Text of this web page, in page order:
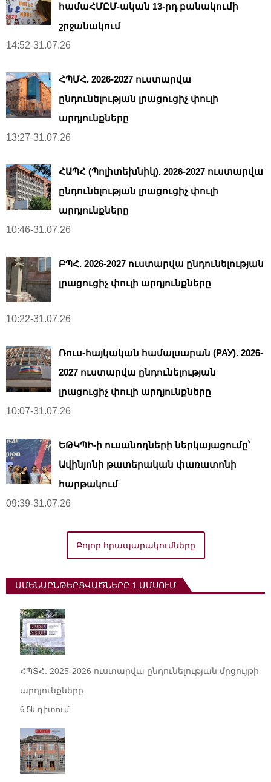
համաՀՄԸՄ-ական 13-րդ բանակումի
շրջանակում
14:52-31.07.26
ՀՊՄՀ. 2026-2027 ուստարվա
ընդունելության լրացուցիչ փուլի
արդյունքները
13:27-31.07.26
ՀԱՊՀ (Պոլիտեխնիկ). 2026-2027 ուստարվա
ընդունելության լրացուցիչ փուլի
արդյունքները
10:46-31.07.26
ԲՊՀ. 2026-2027 ուստարվա ընդունելության
լրացուցիչ փուլի արդյունքները
10:22-31.07.26
Ռուս-հայկական համալսարան (РАУ). 2026-
2027 ուստարվա ընդունելության
լրացուցիչ փուլի արդյունքները
10:07-31.07.26
ԵԹԿՊԻ-ի ուսանողների ներկայացումը՝
Ավինյոնի թատերական փառատոնի
հարթակում
09:39-31.07.26
Բոլոր հրապարակումները
ԱՄԵՆԱԸՆԹԵՐՑՎԱԾՆԵՐԸ 1 ԱՄՍՈՒՄ
ՀՊՏՀ. 2025-2026 ուստարվա ընդունելության մրցույթի
արդյունքները
6.5k դիտում